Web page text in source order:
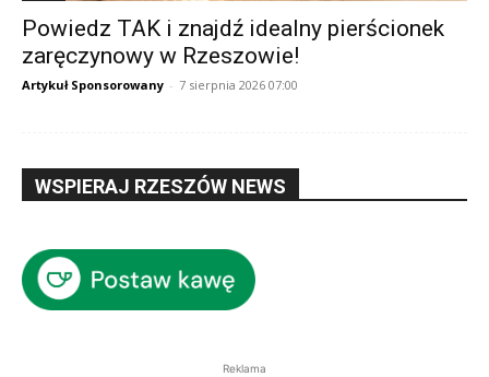
Powiedz TAK i znajdź idealny pierścionek
zaręczynowy w Rzeszowie!
Artykuł Sponsorowany - 7 sierpnia 2026 07:00
WSPIERAJ RZESZÓW NEWS
Reklama